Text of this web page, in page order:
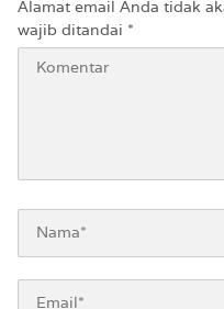
Alamat email Anda tidak
wajib ditandai *